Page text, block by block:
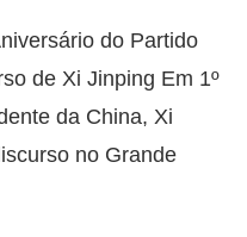
do Partido
de Xi Jinping Em 1º
da China, Xi
no Grande